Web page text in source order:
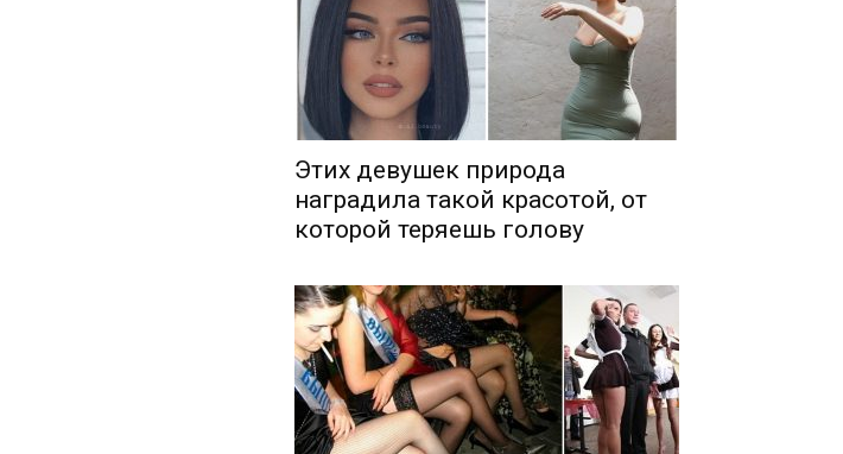
Этих девушек природа
наградила такой красотой, от
которой теряешь голову